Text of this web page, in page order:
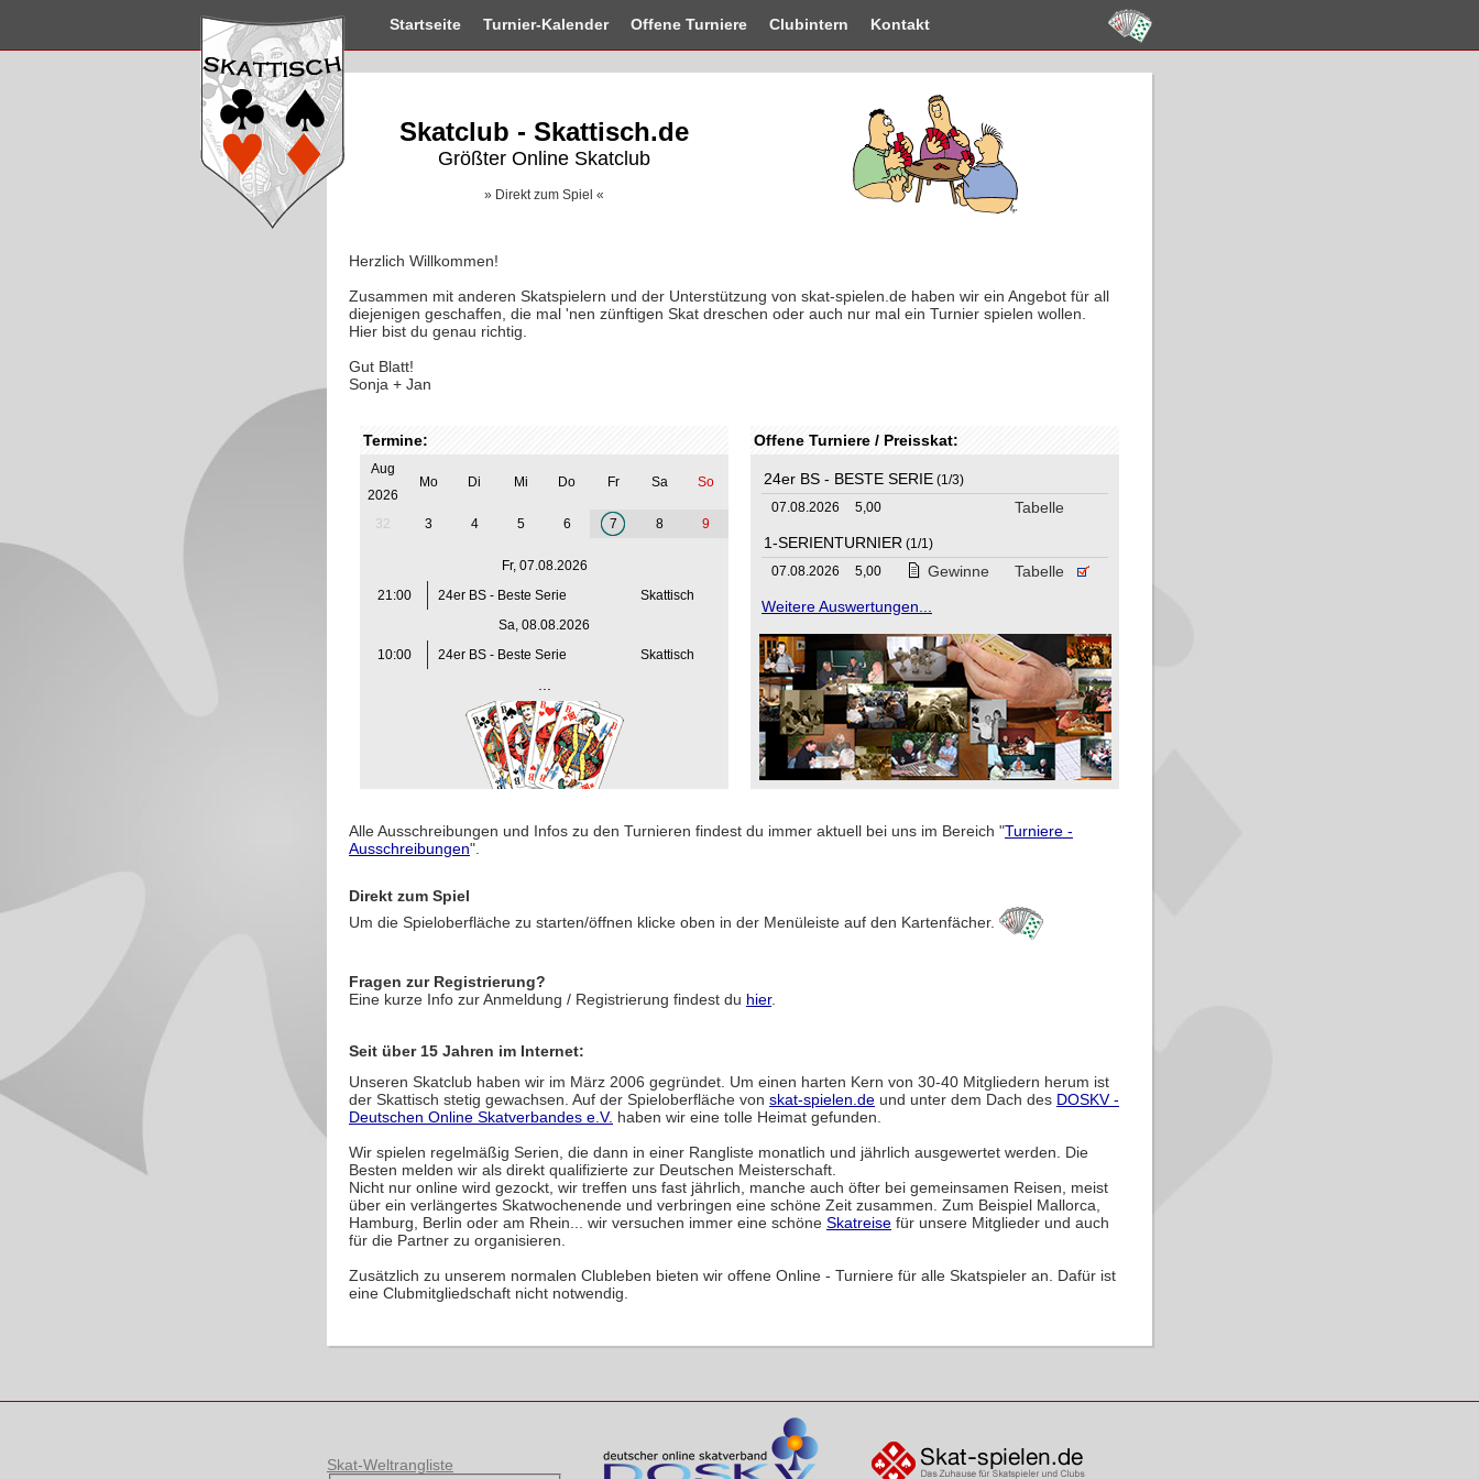
Startseite Turnier-Kalender OffeneTurniere Clubintern Kontakt
Skatclub - Skattisch.de
Größter Online Skatclub
» Direkt zum Spiel «
Herzlich Willkommen!
Zusammen mit anderen Skatspielern und der Unterstützung von skat-spielen.de haben wir ein Angebot für all
diejenigen geschaffen, die mal 'nen zünftigen Skat dreschen oder auch nur mal ein Turnier spielen wollen.
Hier bist du genau richtig.
Gut Blatt!
Sonja + Jan
Termine:
Aug
2026
Mo Di Mi Do Fr Sa So
32 3 4 5 6 7 8 9
Fr, 07.08.2026
21:00
24er BS - Beste Serie
Skattisch
Sa, 08.08.2026
10:00
24er BS - Beste Serie Skattisch
Offene Turniere / Preisskat:
24er BS - BESTE SERIE (1/3)
07.08.2026
5,00
Tabelle
1-SERIENTURNIER (1/1)
07.08.2026
5,00 Gewinne
Tabelle
Weitere Auswertungen...
Alle Ausschreibungen und Infos zu den Turnieren findest du immer aktuell bei uns im Bereich "Turniere -
Ausschreibungen".
Direkt zum Spiel
Um die Spieloberfläche zu starten/öffnen klicke oben in der Menüleiste auf den Kartenfächer.
Fragen zur Registrierung?
Eine kurze Info zur Anmeldung / Registrierung findest du hier.
Seit über 15 Jahren im Internet:
Unseren Skatclub haben wir im März 2006 gegründet. Um einen harten Kern von 30-40 Mitgliedern herum ist
der Skattisch stetig gewachsen. Auf der Spieloberfläche von skat-spielen.de und unter dem Dach des DOSKV -
Deutschen Online Skatverbandes e.V. haben wir eine tolle Heimat gefunden.
Wir spielen regelmäßig Serien, die dann in einer Rangliste monatlich und jährlich ausgewertet werden. Die
Besten melden wir als direkt qualifizierte zur Deutschen Meisterschaft.
Nicht nur online wird gezockt, wir treffen uns fast jährlich, manche auch öfter bei gemeinsamen Reisen, meist
über ein verlängertes Skatwochenende und verbringen eine schöne Zeit zusammen. Zum Beispiel Mallorca,
Hamburg, Berlin oder am Rhein... wir versuchen immer eine schöne Skatreise für unsere Mitglieder und auch
für die Partner zu organisieren.
Zusätzlich zu unserem normalen Clubleben bieten wir offene Online - Turniere für alle Skatspieler an. Dafür ist
eine Clubmitgliedschaft nicht notwendig.
Skat-Weltrangliste